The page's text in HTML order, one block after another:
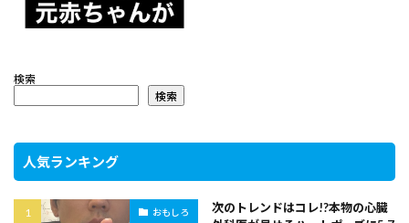
検索
検索
人気ランキング
おもしろ
次のトレンドはコレ!?本物の心臓